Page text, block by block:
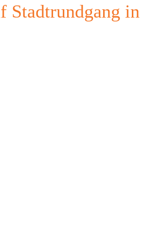
Stadtrundgang in